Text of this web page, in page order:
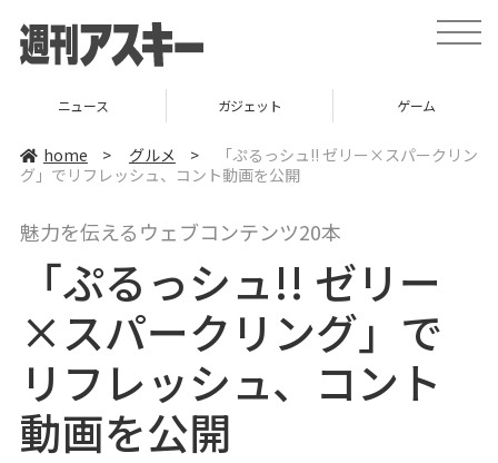
t
o
v
ニュース ガジェット ゲーム
home > グルメ >
「ぷるっシュ!! ゼリー×スパークリン
グ」でリフレッシュ、コント動画を公開
魅力を伝えるウェブコンテンツ20本
「ぷるっシュ!! ゼリー
×スパークリング」で
リフレッシュ、コント
動画を公開